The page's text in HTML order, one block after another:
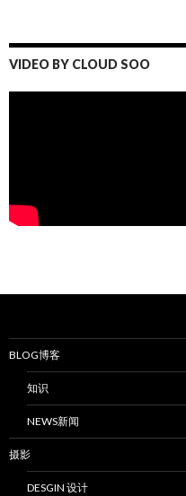
VIDEO BY CLOUD SOO
BLOG博客
知识
NEWS新闻
摄影
DESGIN 设计